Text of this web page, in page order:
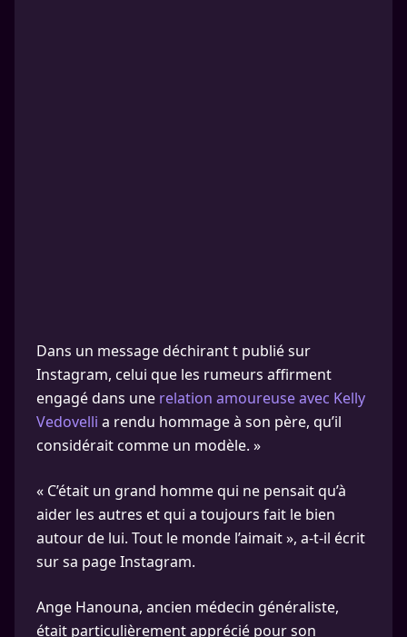
Dans un message déchirant t publié sur
Instagram, celui que les rumeurs affirment
engagé dans une relation amoureuse avec Kelly
Vedovelli a rendu hommage à son père, qu’il
considérait comme un modèle. »
« C’était un grand homme qui ne pensait qu’à
aider les autres et qui a toujours fait le bien
autour de lui. Tout le monde l’aimait », a-t-il écrit
sur sa page Instagram.
Ange Hanouna, ancien médecin généraliste,
était particulièrement apprécié pour son